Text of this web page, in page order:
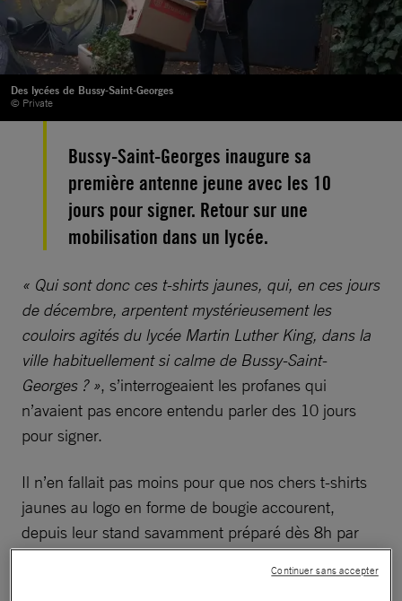
Des lycées de Bussy-Saint-Georges
© Private
Bussy-Saint-Georges inaugure sa
première antenne jeune avec les 10
jours pour signer. Retour sur une
mobilisation dans un lycée.
« Qui sont donc ces t-shirts jaunes, qui, en ces jours
de décembre, arpentent mystérieusement les
couloirs agités du lycée Martin Luther King, dans la
ville habituellement si calme de Bussy-Saint-
Georges ? », s’interrogeaient les profanes qui
n’avaient pas encore entendu parler des 10 jours
pour signer.
Il n’en fallait pas moins pour que nos chers t-shirts
jaunes au logo en forme de bougie accourent,
depuis leur stand savamment préparé dès 8h par
les plus déterminés, brandissant pétitions et
clamant leur discours en un temps record.
Continuer sans accepter